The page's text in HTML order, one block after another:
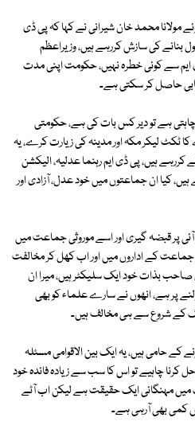
مولانا محمد خان شیرانی نے کہا کہ پی ڈی
بنانے کی سازش کررہے ہیں، وزیراعظم
سے کوئی خطرہ نہیں، حکومت اپنی مدت
حاصل کر سکتی ہے۔
چاہتی ہے تو دیر کس بات کی ہے، حکومتی
ٹکٹ لیکر مکہ اور مدینہ کی زیارت کرے، یہ
ہیں، پی ڈی ایم رہنما عدلیہ، الیکشن
کیا ان جماعتوں میں خود عدل، آزادی اور
آئی پر قبضہ گیری اور اسے موروثی جماعت میں
کے اداروں میں اور اب کھل کر مخالفت
بذات خود ایک سلیکٹر ہیں، میرا ان
پر ہے، انھوں نے سارے علماء کو بھی
کے شروع سے ہی مخالف ہیں۔
کے حامی ہیں، یہ ایک بین الاقوامی مسئلہ
کرنا چاہیے تو اس کا سب سے زیادہ فائدہ خود
میں مہنگائی ایک حقیقت ہے لیکن اب آٹے
کمی بھی آرہی ہے۔